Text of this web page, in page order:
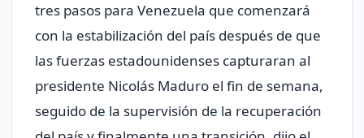
tres pasos para Venezuela ​que comenzará
con la estabilización del ‌país después de que
las fuerzas estadounidenses capturaran al
presidente ‌Nicolás Maduro el fin de semana,
seguido de la supervisión de la recuperación